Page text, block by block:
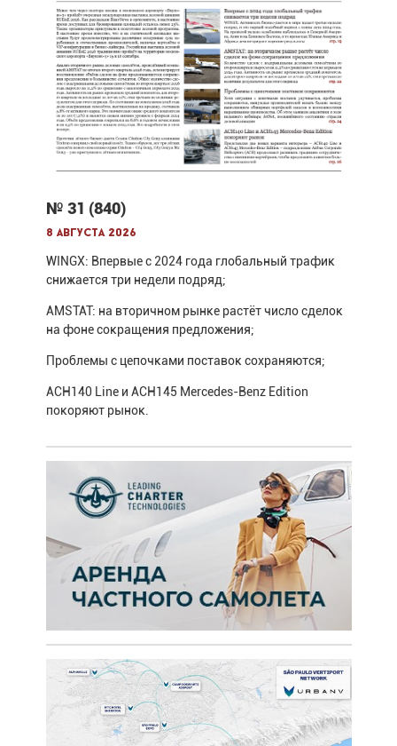
№ 31 (840)
8 августа 2026
WINGX: Впервые с 2024 года глобальный трафик
снижается три недели подряд;
AMSTAT: на вторичном рынке растёт число сделок
на фоне сокращения предложения;
Проблемы с цепочками поставок сохраняются;
ACH140 Line и ACH145 Mercedes-Benz Edition
покоряют рынок.